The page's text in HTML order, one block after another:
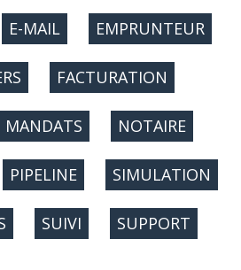
E-MAIL EMPRUNTEUR
FACTURATION
MANDATS NOTAIRE
PIPELINE SIMULATION
SUIVI SUPPORT